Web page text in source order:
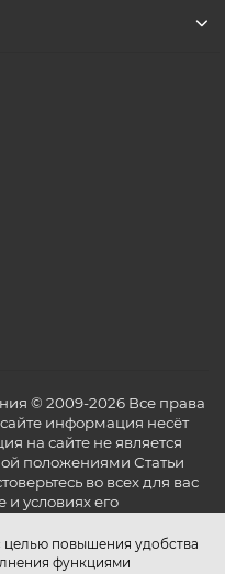
целью повышения удобства
функциями
© 2009-2026 Все права
информация несёт
на сайте не является
положениями Статьи
во всех для вас
и условиях его